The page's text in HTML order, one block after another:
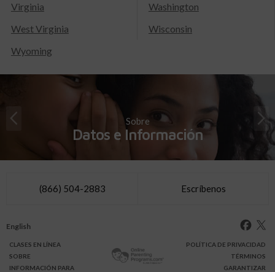
Virginia
Washington
West Virginia
Wisconsin
Wyoming
Sobre
Datos e Información
(866) 504-2883 Escríbenos
English
CLASES EN LÍNEA
SOBRE
INFORMACIÓN PARA
POLÍTICA DE PRIVACIDAD
TÉRMINOS
GARANTIZAR